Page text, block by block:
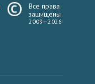
Все права
защищены
2009—2026